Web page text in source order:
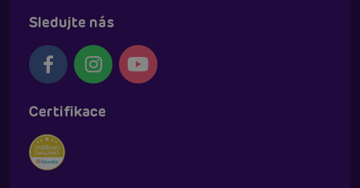
Sledujte nás
Certifikace